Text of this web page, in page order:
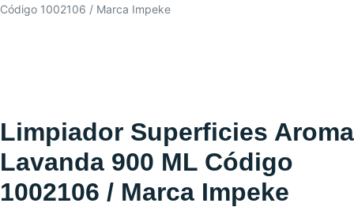
Código 1002106 / Marca Impeke
Limpiador Superficies Aroma
Lavanda 900 ML Código
1002106 / Marca Impeke